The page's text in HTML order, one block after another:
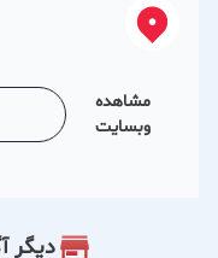
مشاهده
وبسایت
دیگر